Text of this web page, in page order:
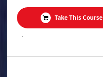
Take This Course
.